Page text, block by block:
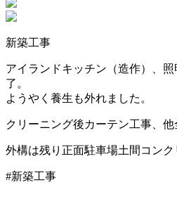
新築工事
アイランドキッチン（造作）、
了。
ようやく養生も外れました。
クリーニング後カーテン工事、他
外構は残り正面駐車場土間コンク
#新築工事